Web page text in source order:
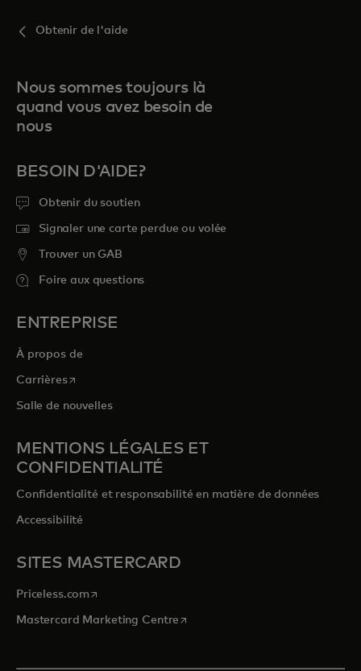
Obtenir de l'aide
Nous sommes toujours là
quand vous avez besoin de
nous
BESOIN D'AIDE?
Obtenir du soutien
Signaler une carte perdue ou volée
Trouver un GAB
Foire aux questions
ENTREPRISE
À propos de
Carrièress’ouvre dans un nouvel onglet
Salle de nouvelles
MENTIONS LÉGALES ET
CONFIDENTIALITÉ
Confidentialité et responsabilité en matière de données
Accessibilité
SITES MASTERCARD
Priceless.com s’ouvre dans un nouvel onglet
Mastercard Marketing Centre s’ouvre dans un nouvel onglet